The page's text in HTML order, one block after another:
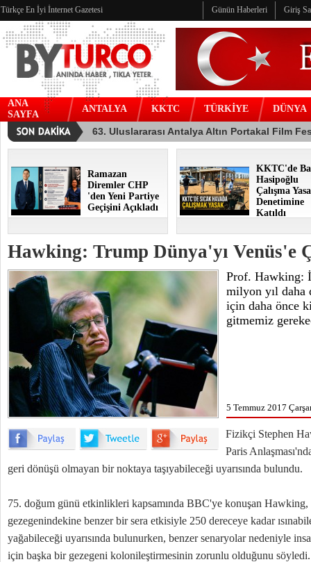
Türkçe En İyi İnternet Gazetesi Günün Haberleri Giriş
ANA
SAYFA
ANTALYA KKTC TÜRKİYE DÜNYA
Ramazan
Diremler CHP
'den Yeni Partiye
Geçişini Açıkladı
KKTC'de
Hasipoğlu
Çalışma
Denetimine
Katıldı
Hawking: Trump Dünya'yı Venüs'e
Prof. Hawking:
milyon yıl daha
için daha önce
gitmemiz
5 Temmuz 2017
Fizikçi Stephen
Paris
geri dönüşü olmayan bir noktaya taşıyabileceği uyarısında bulundu.
75. doğum günü etkinlikleri kapsamında BBC'ye konuşan Hawking,
gezegenindekine benzer bir sera etkisiyle 250 dereceye kadar
yağabileceği uyarısında bulunurken, benzer senaryolar nedeniyle
için başka bir gezegeni kolonileştirmesinin zorunlu olduğunu söyledi.